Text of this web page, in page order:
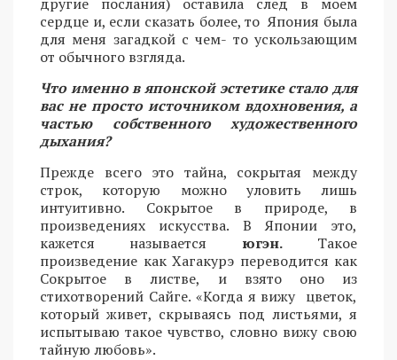
сердце и, если сказать более, то Япония была
для меня загадкой с чем- то ускользающим
от обычного взгляда.
Что именно в японской эстетике стало для
вас не просто источником вдохновения, а
частью собственного художественного
дыхания?
Прежде всего это тайна, сокрытая между
строк, которую можно уловить лишь
интуитивно. Сокрытое в природе, в
произведениях искусства. В Японии это,
кажется называется югэн.Такое
произведение как Хагакурэ переводится как
Сокрытое в листве, и взято оно из
стихотворений Сайге. «Когда я вижу цветок,
который живет, скрываясь под листьями, я
испытываю такое чувство, словно вижу свою
тайную любовь».